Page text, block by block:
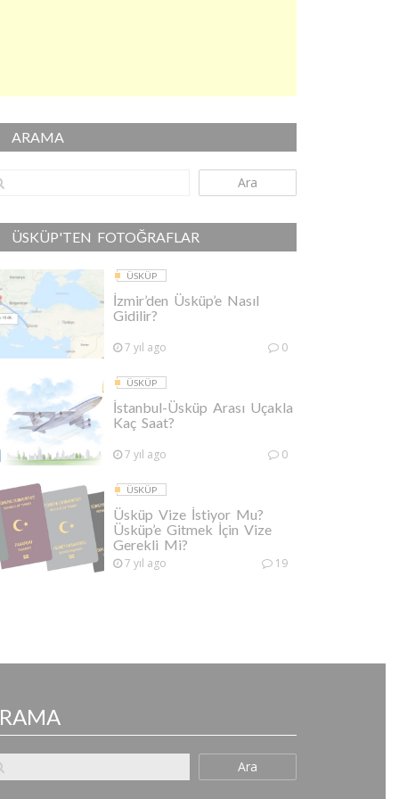
ARAMA
Ara
ÜSKÜP'TEN FOTOĞRAFLAR
ÜSKÜP
İzmir’den Üsküp’e Nasıl
Gidilir?
7 yıl ago 0
ÜSKÜP
İstanbul-Üsküp Arası Uçakla
Kaç Saat?
7 yıl ago 0
ÜSKÜP
Üsküp Vize İstiyor Mu?
Üsküp’e Gitmek İçin Vize
Gerekli Mi?
7 yıl ago 19
Ara